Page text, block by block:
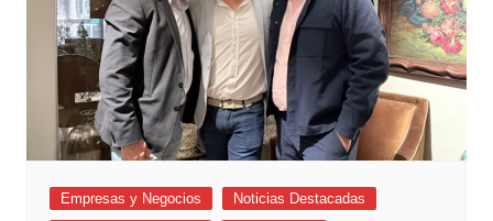
Empresas y Negocios
Noticias Destacadas